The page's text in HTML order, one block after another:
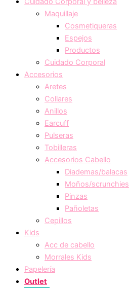
Maquillaje
Cosmetiqueras
Espejos
Productos
Cuidado Corporal
Accesorios
Aretes
Collares
Anillos
Earcuff
Pulseras
Tobilleras
Accesorios Cabello
Diademas/balacas
Moños/scrunchies
Pinzas
Pañoletas
Cepillos
Kids
Acc de cabello
Morrales Kids
Papelería
Outlet